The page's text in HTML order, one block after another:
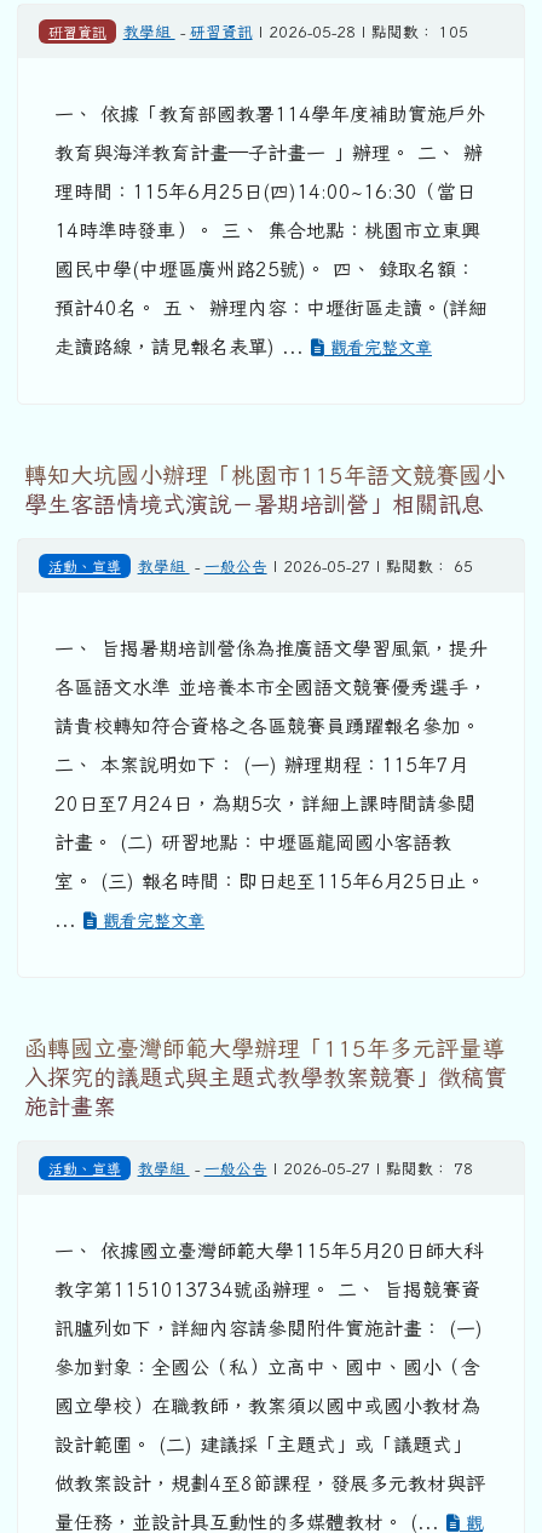
研習資訊 教學組 - 研習資訊| 2026-05-28 | 點閱數： 105
一、 依據「教育部國教署114學年度補助實施戶外
教育與海洋教育計畫—子計畫一 」辦理。 二、 辦
理時間：115年6月25日(四)14:00~16:30（當日
14時準時發車）。 三、 集合地點：桃園市立東興
國民中學(中壢區廣州路25號)。 四、 錄取名額：
預計40名。 五、 辦理內容：中壢街區走讀。(詳細
走讀路線，請見報名表單) ...
觀看完整文章
轉知大坑國小辦理「桃園市115年語文競賽國小
學生客語情境式演說－暑期培訓營」相關訊息
活動、宣導 教學組 - 一般公告 | 2026-05-27 | 點閱數： 65
一、 旨揭暑期培訓營係為推廣語文學習風氣，提升
各區語文水準 並培養本市全國語文競賽優秀選手，
請貴校轉知符合資格之各區競賽員踴躍報名參加。
二、 本案說明如下： (一) 辦理期程：115年7月
20日至7月24日，為期5次，詳細上課時間請參閱
計畫。 (二) 研習地點：中壢區龍岡國小客語教
室。 (三) 報名時間：即日起至115年6月25日止。
觀看完整文章
函轉國立臺灣師範大學辦理「115年多元評量導
入探究的議題式與主題式教學教案競賽」徵稿實
施計畫案
活動、宣導 教學組 - 一般公告 | 2026-05-27 | 點閱數： 78
一、 依據國立臺灣師範大學115年5月20日師大科
教字第1151013734號函辦理。 二、 旨揭競賽資
訊臚列如下，詳細內容請參閱附件實施計畫： (一)
參加對象：全國公（私）立高中、國中、國小（含
國立學校）在職教師，教案須以國中或國小教材為
設計範圍。 (二) 建議採「主題式」或「議題式」
做教案設計，規劃4至8節課程，發展多元教材與評
量任務，並設計具互動性的多媒體教材。 (...
觀